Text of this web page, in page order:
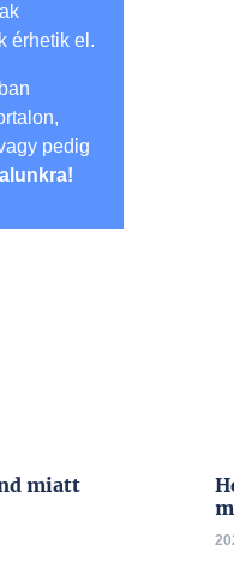
érhetik el.
pedig
miatt